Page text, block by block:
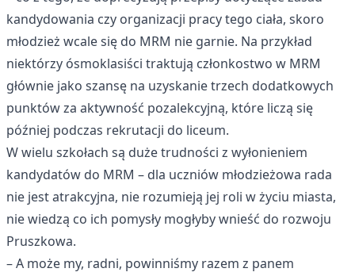
kandydowania czy organizacji pracy tego ciała, skoro
młodzież wcale się do MRM nie garnie. Na przykład
niektórzy ósmoklasiści traktują członkostwo w MRM
głównie jako szansę na uzyskanie trzech dodatkowych
punktów za aktywność pozalekcyjną, które liczą się
później podczas rekrutacji do liceum.
W wielu szkołach są duże trudności z wyłonieniem
kandydatów do MRM – dla uczniów młodzieżowa rada
nie jest atrakcyjna, nie rozumieją jej roli w życiu miasta,
nie wiedzą co ich pomysły mogłyby wnieść do rozwoju
Pruszkowa.
– A może my, radni, powinniśmy razem z panem